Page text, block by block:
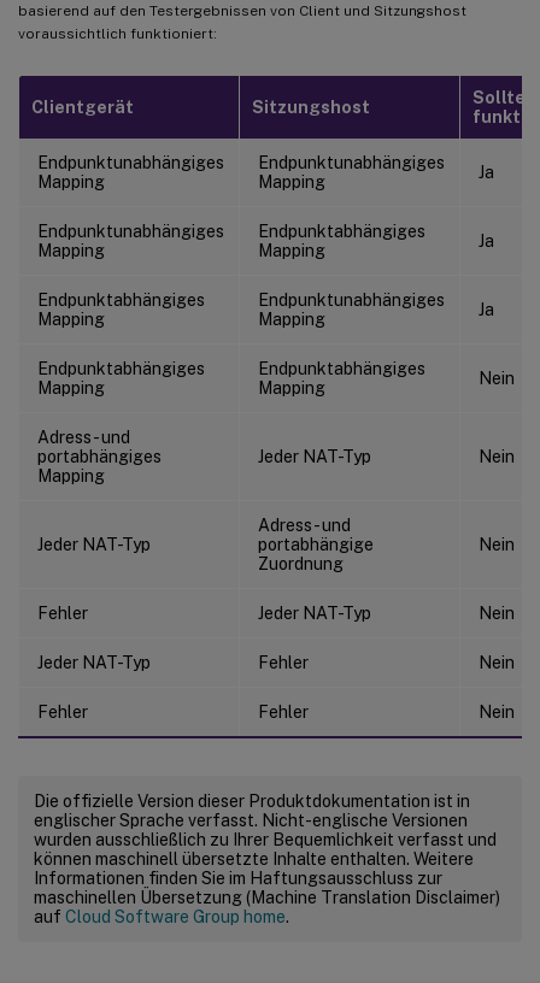
basierend auf den Testergebnissen von Client und Sitzungshost
voraussichtlich funktioniert:
Clientgerät Sitzungshost
Sollte
Endpunktunabhängiges
Mapping
Endpunktunabhängiges
Mapping
Ja
Endpunktunabhängiges
Mapping
Endpunktabhängiges
Mapping
Ja
Endpunktabhängiges
Mapping
Endpunktunabhängiges
Mapping
Ja
Endpunktabhängiges
Mapping
Endpunktabhängiges
Mapping
Nein
Adress- und
portabhängiges
Mapping
Jeder NAT-Typ Nein
Jeder NAT-Typ
Adress- und
portabhängige
Zuordnung
Nein
Fehler Jeder NAT-Typ Nein
Jeder NAT-Typ Fehler Nein
Fehler Fehler Nein
Die offizielle Version dieser Produktdokumentation ist in
englischer Sprache verfasst. Nicht-englische Versionen
wurden ausschließlich zu Ihrer Bequemlichkeit verfasst und
können maschinell übersetzte Inhalte enthalten. Weitere
Informationen finden Sie im Haftungsausschluss zur
maschinellen Übersetzung (Machine Translation Disclaimer)
auf Cloud Software Group home.